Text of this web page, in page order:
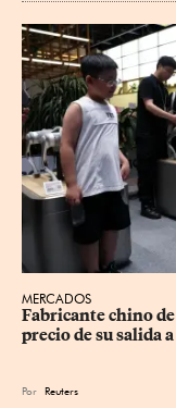
MERCADOS
Fabricante chino
precio de su salida
Por Reuters